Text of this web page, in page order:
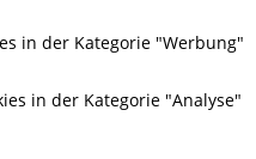
in der Kategorie "Werbung"
in der Kategorie "Analyse"